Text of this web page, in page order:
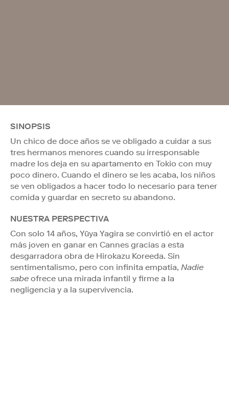
SINOPSIS
Un chico de doce años se ve obligado a cuidar a sus
tres hermanos menores cuando su irresponsable
madre los deja en su apartamento en Tokio con muy
poco dinero. Cuando el dinero se les acaba, los niños
se ven obligados a hacer todo lo necesario para tener
comida y guardar en secreto su abandono.
NUESTRA PERSPECTIVA
Con solo 14 años, Yūya Yagira se convirtió en el actor
más joven en ganar en Cannes gracias a esta
desgarradora obra de Hirokazu Koreeda. Sin
sentimentalismo, pero con infinita empatía, Nadie
sabe ofrece una mirada infantil y firme a la
negligencia y a la supervivencia.